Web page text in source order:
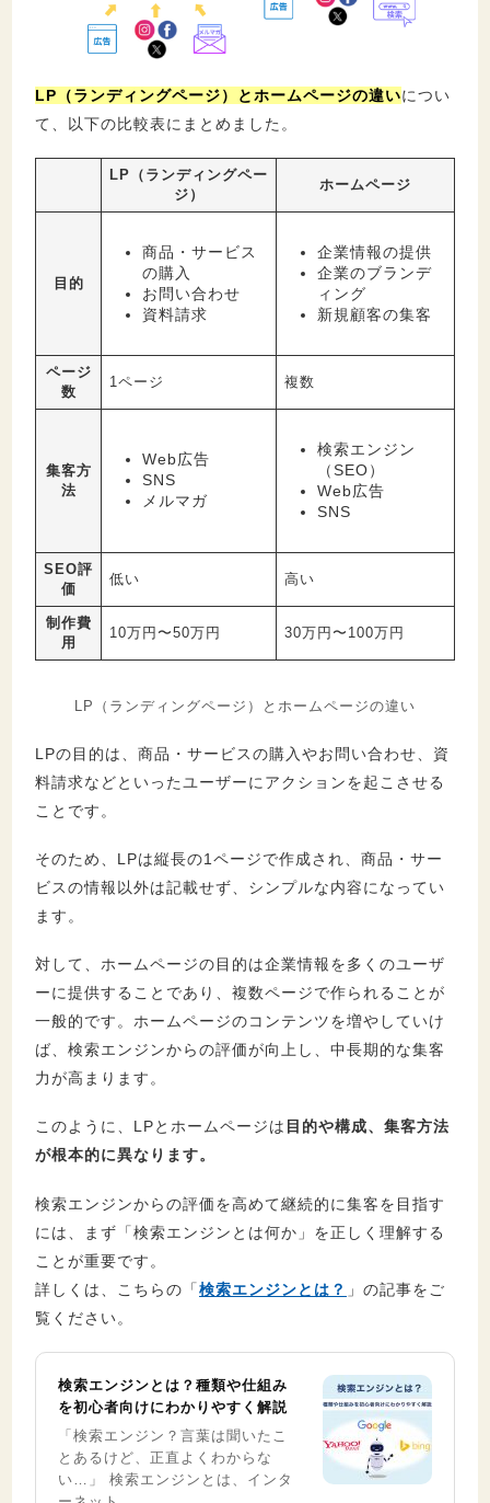
LP（ランディングページ）とホームページの違いについ
て、以下の比較表にまとめました。
LP（ランディングペー
ジ）
ホームページ
目的
商品・サービス
の購入
お問い合わせ
資料請求
企業情報の提供
企業のブランデ
ィング
新規顧客の集客
ページ
数
1ページ 複数
集客方
法
Web広告
SNS
メルマガ
検索エンジン
（SEO）
Web広告
SNS
SEO評
価
低い 高い
制作費
用
10万円〜50万円 30万円〜100万円
LP（ランディングページ）とホームページの違い
LPの目的は、商品・サービスの購入やお問い合わせ、資
料請求などといったユーザーにアクションを起こさせる
ことです。
そのため、LPは縦長の1ページで作成され、商品・サー
ビスの情報以外は記載せず、シンプルな内容になってい
ます。
対して、ホームページの目的は企業情報を多くのユーザ
ーに提供することであり、複数ページで作られることが
一般的です。ホームページのコンテンツを増やしていけ
ば、検索エンジンからの評価が向上し、中長期的な集客
力が高まります。
このように、LPとホームページは 目的や構成、集客方法
が根本的に異なります。
検索エンジンからの評価を高めて継続的に集客を目指す
には、まず「検索エンジンとは何か」を正しく理解する
ことが重要です。
詳しくは、こちらの「検索エンジンとは？ 」の記事をご
覧ください。
検索エンジンとは？種類や仕組み
を初心者向けにわかりやすく解説
「検索エンジン？言葉は聞いたこ
とあるけど、正直よくわからな
い…」 検索エンジンとは、インタ